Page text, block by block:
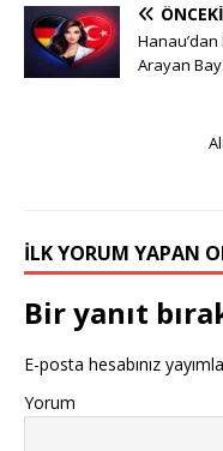
Esra (35) - Essen:
Emre (36) - Stuttgart:
tanışmak isterim.
Meltem (40) -
Kaan (39) - Duisburg:
ÖNCEKI
Arayan
İLK YORUM YAPAN
Bir yanıt
E-posta hesabınız
Yorum